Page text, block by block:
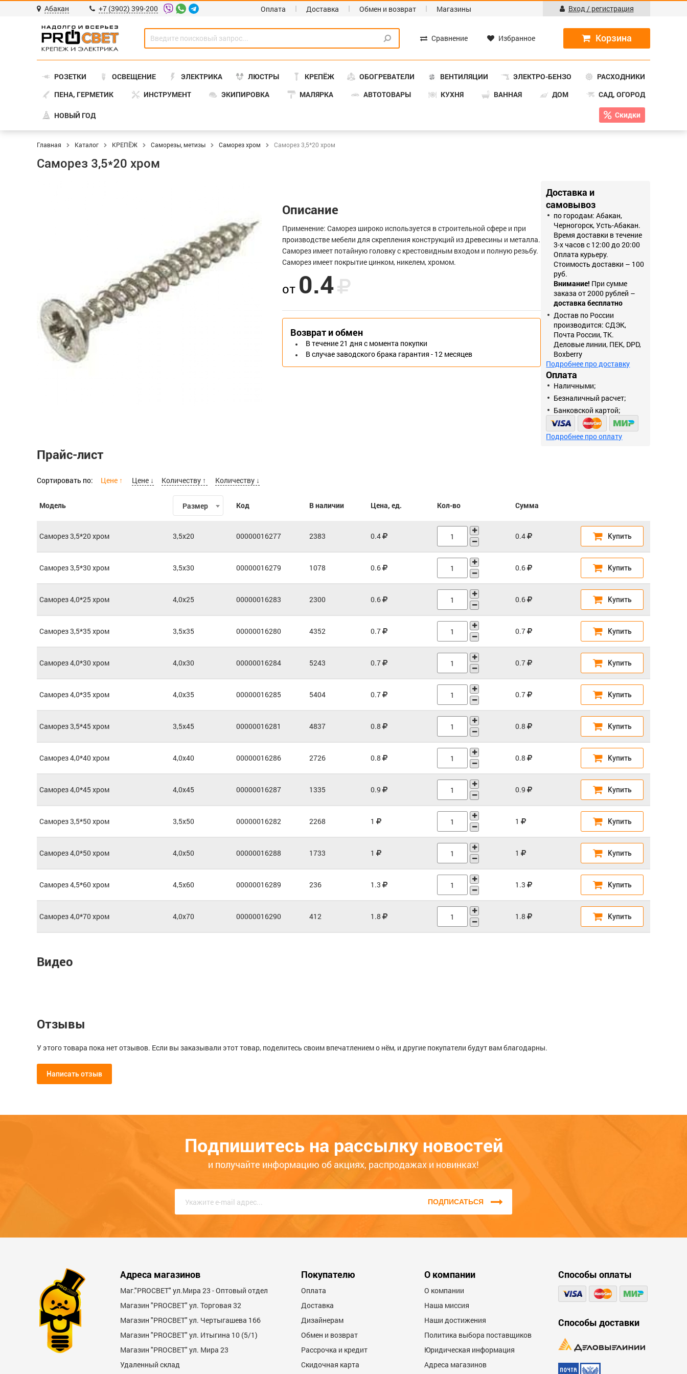
Абакан +7 (3902) 399-200 Оплата Доставка Обмен и возврат Магазины Вход / регистрация
Сравнение Избранное
РОЗЕТКИ ОСВЕЩЕНИЕ ЭЛЕКТРИКА ЛЮСТРЫ КРЕПЁЖ ОБОГРЕВАТЕЛИ ВЕНТИЛЯЦИИ ЭЛЕКТРО-БЕНЗО
РАСХОДНИКИ
ПЕНА, ГЕРМЕТИК
ИНСТРУМЕНТ ЭКИПИРОВКА МАЛЯРКА АВТОТОВАРЫ КУХНЯ ВАННАЯ ДОМ САД, ОГОРОД
НОВЫЙ ГОД Скидки
Главная Каталог КРЕПЁЖ Саморезы, метизы Саморез хром Саморез 3,5*20 хром
Саморез 3,5*20 хром
Описание
Применение: Саморез широко используется в строительной сфере и при
производстве мебели для скрепления конструкций из древесины и металла.
Саморез имеет потайную головку с крестовидным входом и полную резьбу.
Саморез имеет покрытие цинком, никелем, хромом.
от 0.4
Возврат и обмен
В течение 21 дня с момента покупки
В случае заводского брака гарантия - 12 месяцев
Доставка и
самовывоз
по городам: Абакан,
Черногорск, Усть-Абакан.
Время доставки в течение
3-х часов с 12:00 до 20:00
Оплата курьеру.
Стоимость доставки – 100
руб.
Внимание! При сумме
заказа от 2000 рублей –
доставка бесплатно
Достав по России
производится: СДЭК,
Почта России, ТК.
Деловые линии, ПЕК, DPD,
Boxberry
Подробнее про доставку
Оплата
Наличными;
Безналичный расчет;
Банковской картой;
Подробнее про оплату
Прайс-лист
Сортировать по: Цене ↑ Цене ↓ Количеству ↑ Количеству ↓
Модель Размер Код В наличии Цена, ед. Кол-во Сумма
Саморез 3,5*20 хром 3,5x20 00000016277 2383 0.4
Саморез 3,5*30 хром 3,5x30 00000016279 1078 0.6
Саморез 4,0*25 хром 4,0x25 00000016283 2300 0.6
Саморез 3,5*35 хром 3,5x35 00000016280 4352 0.7
Саморез 4,0*30 хром 4,0x30 00000016284 5243 0.7
Саморез 4,0*35 хром 4,0x35 00000016285 5404 0.7
Саморез 3,5*45 хром 3,5x45 00000016281 4837 0.8
Саморез 4,0*40 хром 4,0x40 00000016286 2726 0.8
Саморез 4,0*45 хром 4,0x45 00000016287 1335 0.9
Саморез 3,5*50 хром 3,5x50 00000016282 2268 1
Саморез 4,0*50 хром 4,0x50 00000016288 1733 1
Саморез 4,5*60 хром 4,5x60 00000016289 236 1.3
Саморез 4,0*70 хром 4,0x70 00000016290 412 1.8
Видео
Отзывы
У этого товара пока нет отзывов. Если вы заказывали этот товар, поделитесь своим впечатлением о нём, и другие покупатели будут вам благодарны.
Написать отзыв
Несколько месяцев
Недостатки 600
поможет другим покупателям
определиться с выбором. Обратите
внимание на качество, удобство,
характеристикам.
Мы не публикуем отзывы, которые
написаны большими буквами или
оскорбления.
Подпишитесь на рассылку новостей
и получайте информацию об акциях, распродажах и новинках!
ПОДПИСАТЬСЯ
Адреса магазинов
Маг."PROСВЕТ" ул.Мира 23 - Оптовый отдел
Магазин "PROСВЕТ" ул. Торговая 32
Магазин "PROCBET" ул. Чертыгашева 166
Магазин "PROCBET" ул. Итыгина 10 (5/1)
Магазин "PROСВЕТ" ул. Мира 23
Удаленный склад
Покупателю
Оплата
Доставка
Дизайнерам
Обмен и возврат
Рассрочка и кредит
Скидочная карта
О компании
О компании
Наша миссия
Наши достижения
Политика выбора поставщиков
Юридическая информация
Адреса магазинов
Способы оплаты
Способы доставки